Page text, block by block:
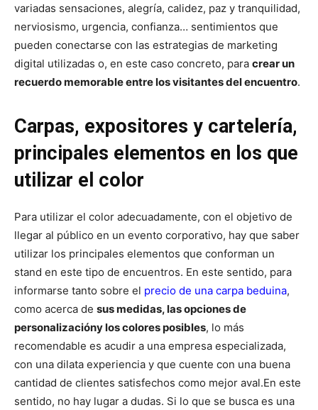
variadas sensaciones, alegría, calidez, paz y tranquilidad,
nerviosismo, urgencia, confianza… sentimientos que
pueden conectarse con las estrategias de marketing
digital utilizadas o, en este caso concreto, para crear un
recuerdo memorable entre los visitantes del encuentro.
Carpas, expositores y cartelería,
principales elementos en los que
utilizar el color
Para utilizar el color adecuadamente, con el objetivo de
llegar al público en un evento corporativo, hay que saber
utilizar los principales elementos que conforman un
stand en este tipo de encuentros. En este sentido, para
informarse tanto sobre el precio de una carpa beduina,
como acerca de sus medidas, las opciones de
personalizacióny los colores posibles, lo más
recomendable es acudir a una empresa especializada,
con una dilata experiencia y que cuente con una buena
cantidad de clientes satisfechos como mejor aval.En este
sentido, no hay lugar a dudas. Si lo que se busca es una